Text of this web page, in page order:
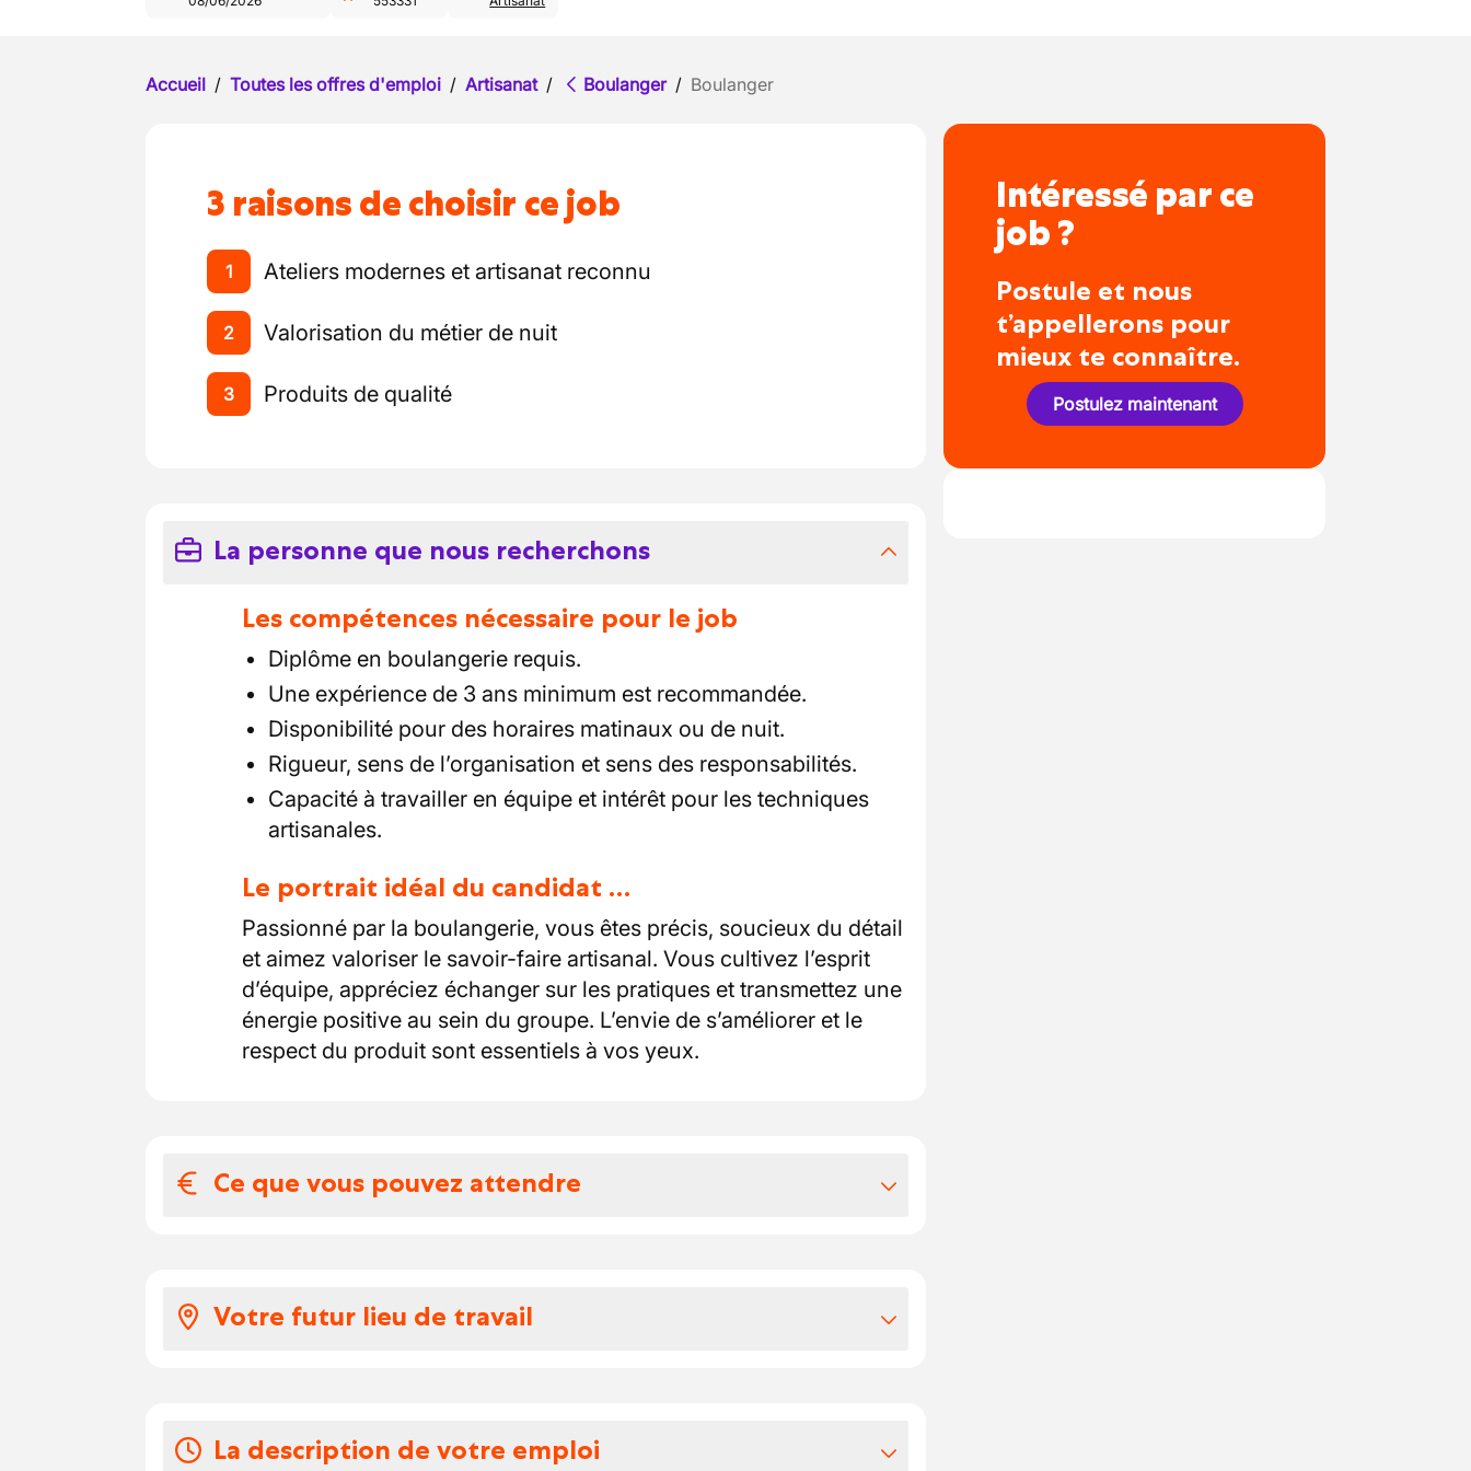
Accueil / Toutes les offres d'emploi / Artisanat / Boulanger / Boulanger
3 raisons de choisir ce job
1 Ateliers modernes et artisanat reconnu
2 Valorisation du métier de nuit
3 Produits de qualité
La personne que nous recherchons
Les compétences nécessaire pour le job
Diplôme en boulangerie requis.
Une expérience de 3 ans minimum est recommandée.
Disponibilité pour des horaires matinaux ou de nuit.
Rigueur, sens de l’organisation et sens des responsabilités.
Capacité à travailler en équipe et intérêt pour les techniques
artisanales.
Le portrait idéal du candidat …
Passionné par la boulangerie, vous êtes précis, soucieux du détail
et aimez valoriser le savoir-faire artisanal. Vous cultivez l’esprit
d’équipe, appréciez échanger sur les pratiques et transmettez une
énergie positive au sein du groupe. L’envie de s’améliorer et le
respect du produit sont essentiels à vos yeux.
Ce que vous pouvez attendre
euros par heure.
Votre futur lieu de travail
L’environnement réunit des professionnels investis dans leur
La description de votre emploi
Intéressé par ce
job ?
Postule et nous
t’appellerons pour
mieux te connaître.
Postulez maintenant